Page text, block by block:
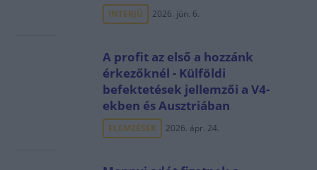
INTERJÚ 2026. jún. 6.
A profit az első a hozzánk
érkezőknél - Külföldi
befektetések jellemzői a V4-
ekben és Ausztriában
ELEMZÉSEK 2026. ápr. 24.